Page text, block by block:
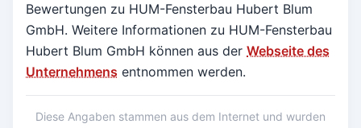
Bewertungen zu HUM-Fensterbau Hubert Blum
GmbH. Weitere Informationen zu HUM-Fensterbau
Hubert Blum GmbH können aus der Webseite des
Unternehmens entnommen werden.
Diese Angaben stammen aus dem Internet und wurden